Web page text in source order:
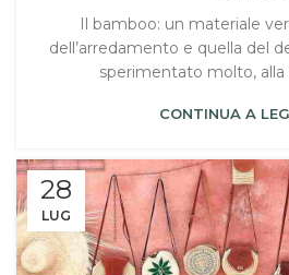
Il bamboo: un materiale
dell’arredamento e quella del
sperimentato molto, alla
CONTINUA A
28
LUG